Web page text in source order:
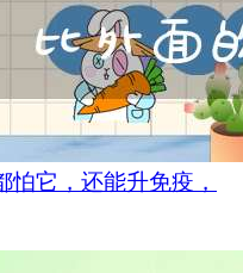
怕它，还能升免疫，